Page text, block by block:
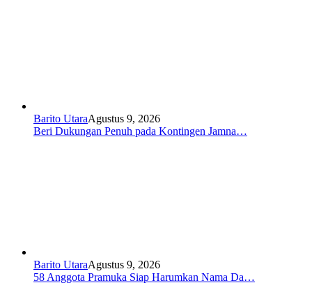
Barito UtaraAgustus 9, 2026
Beri Dukungan Penuh pada Kontingen Jamna…
Barito UtaraAgustus 9, 2026
58 Anggota Pramuka Siap Harumkan Nama Da…